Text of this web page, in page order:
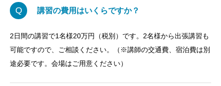
Q 講習の費用はいくらですか？
2日間の講習で1名様20万円（税別）です。2名様から出張講習も
可能ですので、ご相談ください。（※講師の交通費、宿泊費は別
途必要です。会場はご用意ください）